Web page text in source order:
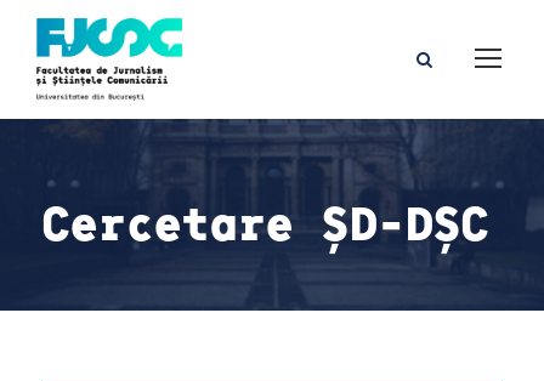
Cercetare ȘD-DȘC